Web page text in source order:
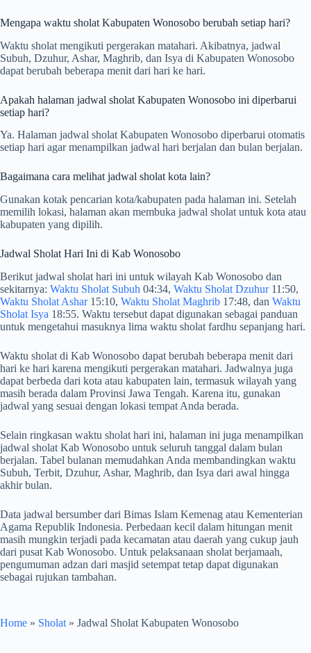
Mengapa waktu sholat Kabupaten Wonosobo berubah setiap hari?
Waktu sholat mengikuti pergerakan matahari. Akibatnya, jadwal
Subuh, Dzuhur, Ashar, Maghrib, dan Isya di Kabupaten Wonosobo
dapat berubah beberapa menit dari hari ke hari.
Apakah halaman jadwal sholat Kabupaten Wonosobo ini diperbarui
setiap hari?
Ya. Halaman jadwal sholat Kabupaten Wonosobo diperbarui otomatis
setiap hari agar menampilkan jadwal hari berjalan dan bulan berjalan.
Bagaimana cara melihat jadwal sholat kota lain?
Gunakan kotak pencarian kota/kabupaten pada halaman ini. Setelah
memilih lokasi, halaman akan membuka jadwal sholat untuk kota atau
kabupaten yang dipilih.
Jadwal Sholat Hari Ini di Kab Wonosobo
Berikut jadwal sholat hari ini untuk wilayah Kab Wonosobo dan
sekitarnya: Waktu Sholat Subuh 04:34, Waktu Sholat Dzuhur11:50,
Waktu Sholat Ashar15:10, Waktu Sholat Maghrib 17:48, dan Waktu
Sholat Isya 18:55. Waktu tersebut dapat digunakan sebagai panduan
untuk mengetahui masuknya lima waktu sholat fardhu sepanjang hari.
Waktu sholat di Kab Wonosobo dapat berubah beberapa menit dari
hari ke hari karena mengikuti pergerakan matahari. Jadwalnya juga
dapat berbeda dari kota atau kabupaten lain, termasuk wilayah yang
masih berada dalam Provinsi Jawa Tengah. Karena itu, gunakan
jadwal yang sesuai dengan lokasi tempat Anda berada.
Selain ringkasan waktu sholat hari ini, halaman ini juga menampilkan
jadwal sholat Kab Wonosobo untuk seluruh tanggal dalam bulan
berjalan. Tabel bulanan memudahkan Anda membandingkan waktu
Subuh, Terbit, Dzuhur, Ashar, Maghrib, dan Isya dari awal hingga
akhir bulan.
Data jadwal bersumber dari Bimas Islam Kemenag atau Kementerian
Agama Republik Indonesia. Perbedaan kecil dalam hitungan menit
masih mungkin terjadi pada kecamatan atau daerah yang cukup jauh
dari pusat Kab Wonosobo. Untuk pelaksanaan sholat berjamaah,
pengumuman adzan dari masjid setempat tetap dapat digunakan
sebagai rujukan tambahan.
Home » Sholat » Jadwal Sholat Kabupaten Wonosobo